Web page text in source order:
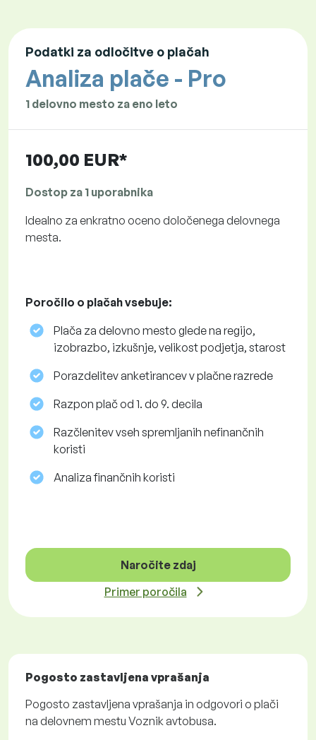
Podatki za odločitve o plačah
Analiza plače - Pro
1 delovno mesto za eno leto
100,00 EUR*
Dostop za 1 uporabnika
Idealno za enkratno oceno določenega delovnega
mesta.
Poročilo o plačah vsebuje:
Plača za delovno mesto glede na regijo,
izobrazbo, izkušnje, velikost podjetja, starost
Porazdelitev anketirancev v plačne razrede
Razpon plač od 1. do 9. decila
Razčlenitev vseh spremljanih nefinančnih
koristi
Analiza finančnih koristi
Naročite zdaj
Primer poročila
Pogosto zastavljena vprašanja
Pogosto zastavljena vprašanja in odgovori o plači
na delovnem mestu Voznik avtobusa.